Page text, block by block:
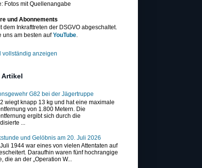
Fotos mit Quellenangabe
und Abonnements
dem Inkrafttreten der DSGVO abgeschaltet.
uns am besten aufYouTube.
vollständig anzeigen
Artikel
G82 bei der Jägertruppe
wiegt knapp 13 kg und hat eine maximale
von 1.800 Metern. Die
ergibt sich durch die
...
und Gelöbnis am 20. Juli 2026
1944 war eines von vielen Attentaten auf
Daraufhin waren fünf hochrangige
die an der „Operation W...